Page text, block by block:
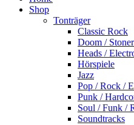
Shop
Tonträger
Classic Rock
Doom /
Heads /
Hörspiele
Jazz
Pop / Rock /
Punk /
Soul / Funk /
Soundtracks